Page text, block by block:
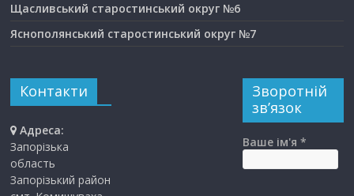
Щасливський старостинський округ №6
Яснополянський старостинський округ №7
Контакти
Адреса:
Запорізька
область
Запорізький район
Зворотній
зв’язок
Ваше ім'я *